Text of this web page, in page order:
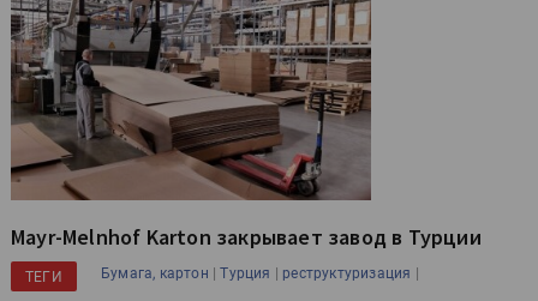
Mayr-Melnhof Karton закрывает завод в Турции
ТЕГИ Бумага, картон |Турция | реструктуризация |